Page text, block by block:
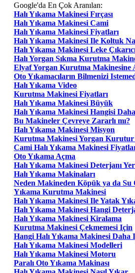
Google'da En Çok Aranılan:
Halı Yıkama Makinesi Fırçası
Halı Yıkama Makinesi Cami
Halı Yıkama Makinesi Fiyatları
Halı Yıkama Makinesi Ile Koltuk
Halı Yıkama Makinesi Leke
Halı Yorgan Sıkma Kurutma
Elyaf Yorgan Kurutma Makinesine
Oto Yıkamacıların Bilmenizi
Halı Yıkama Video
Kurutma Makinesi Fiyatları
Halı Yıkama Makinesi Büyük
Halı Yıkama Makinesi Hangisi
Bu Makineler Çevreye Zararlı mı?
Halı Yıkama Makinesi Misyon
Kurutma Makinesi Yorgan
Cami Halı Yıkama Makinesi
Oto Yıkama Açma
Halı Yıkama Makinesi Deterjanı
Halı Yıkama Makinaları
Neden Makineden Köpük ya da Su
Yıkama Kurutma Makinesi
Halı Yıkama Makinesi Ile Yatak
Halı Yıkama Makinesi Hangi
Halı Yıkama Makinesi Kiralama
Kurutma Makinesi Çekmemesi Için
Hangi Halı Yıkama Makinesi Daha
Halı Yıkama Makinesi Modelleri
Halı Yıkama Makinesi Motoru
Paralı Oto Yıkama Makinası